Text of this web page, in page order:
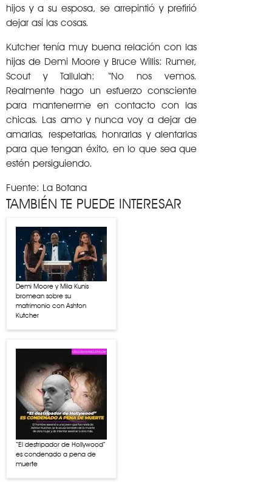
hijos y a su esposa, se arrepintió y prefirió
dejar así las cosas.
Kutcher tenía muy buena relación con las
hijas de Demi Moore y Bruce Willis: Rumer,
Scout y Tallulah: “No nos vemos.
Realmente hago un esfuerzo consciente
para mantenerme en contacto con las
chicas. Las amo y nunca voy a dejar de
amarlas, respetarlas, honrarlas y alentarlas
para que tengan éxito, en lo que sea que
estén persiguiendo.
Fuente: La Botana
TAMBIÉN TE PUEDE INTERESAR
Demi Moore y Mila Kunis
bromean sobre su
matrimonio con Ashton
Kutcher
“El destripador de Hollywood”
es condenado a pena de
muerte